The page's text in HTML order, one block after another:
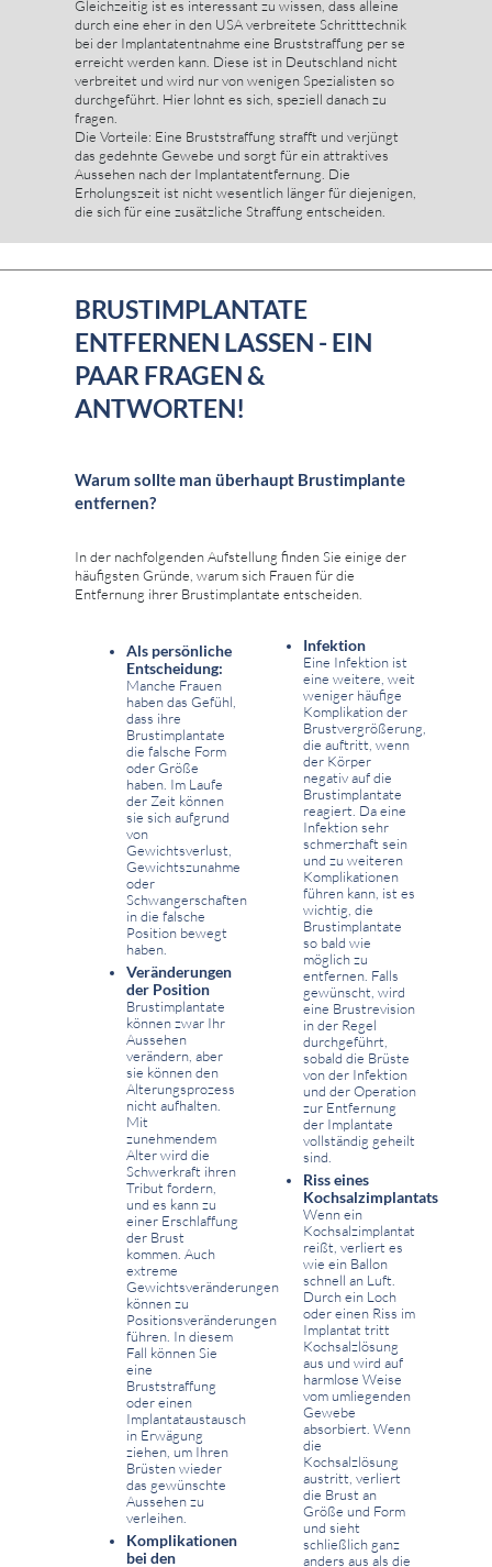
Gleichzeitig ist es interessant zu wissen, dass alleine
durch eine eher in den USA verbreitete Schritttechnik
bei der Implantatentnahme eine Bruststraffung per se
erreicht werden kann. Diese ist in Deutschland nicht
verbreitet und wird nur von wenigen Spezialisten so
durchgeführt. Hier lohnt es sich, speziell danach zu
fragen.
Die Vorteile: Eine Bruststraffung strafft und verjüngt
das gedehnte Gewebe und sorgt für ein attraktives
Aussehen nach der Implantatentfernung. Die
Erholungszeit ist nicht wesentlich länger für diejenigen,
die sich für eine zusätzliche Straffung entscheiden.
BRUSTIMPLANTATE
ENTFERNEN LASSEN - EIN
PAAR FRAGEN &
ANTWORTEN!
Warum sollte man überhaupt Brustimplante
entfernen?
In der nachfolgenden Aufstellung finden Sie einige der
häufigsten Gründe, warum sich Frauen für die
Entfernung ihrer Brustimplantate entscheiden.
Als persönliche
Entscheidung:
Manche Frauen
haben das Gefühl,
dass ihre
Brustimplantate
die falsche Form
oder Größe
haben. Im Laufe
der Zeit können
sie sich aufgrund
von
Gewichtsverlust,
Gewichtszunahme
oder
Schwangerschaften
in die falsche
Position bewegt
haben.
Veränderungen
der Position
Brustimplantate
können zwar Ihr
Aussehen
verändern, aber
sie können den
Alterungsprozess
nicht aufhalten.
Mit
zunehmendem
Alter wird die
Schwerkraft ihren
Tribut fordern,
und es kann zu
einer Erschlaffung
der Brust
kommen. Auch
extreme
Gewichtsveränderungen
können zu
Positionsveränderungen
führen. In diesem
Fall können Sie
eine
Bruststraffung
oder einen
Implantataustausch
in Erwägung
ziehen, um Ihren
Brüsten wieder
das gewünschte
Aussehen zu
verleihen.
Komplikationen
bei den
Infektion
Eine Infektion ist
eine weitere, weit
weniger häufige
Komplikation der
Brustvergrößerung,
die auftritt, wenn
der Körper
negativ auf die
Brustimplantate
reagiert. Da eine
Infektion sehr
schmerzhaft sein
und zu weiteren
Komplikationen
führen kann, ist es
wichtig, die
Brustimplantate
so bald wie
möglich zu
entfernen. Falls
gewünscht, wird
eine Brustrevision
in der Regel
durchgeführt,
sobald die Brüste
von der Infektion
und der Operation
zur Entfernung
der Implantate
vollständig geheilt
sind.
Riss eines
Kochsalzimplantats
Wenn ein
Kochsalzimplantat
reißt, verliert es
wie ein Ballon
schnell an Luft.
Durch ein Loch
oder einen Riss im
Implantat tritt
Kochsalzlösung
aus und wird auf
harmlose Weise
vom umliegenden
Gewebe
absorbiert. Wenn
die
Kochsalzlösung
austritt, verliert
die Brust an
Größe und Form
und sieht
schließlich ganz
anders aus als die